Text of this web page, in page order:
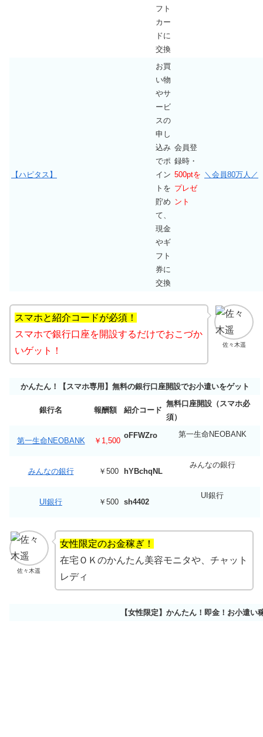
フト
カー
ドに
交換
【ハピタス】
お買
い物
やサ
ービ
スの
申し
込み
でポ
イン
トを
貯め
て、
現金
やギ
フト
券に
交換
会員登
録時・
500ptを
プレゼ
ント
＼会員80万人／
佐々木遥
スマホと紹介コードが必須！
スマホで銀行口座を開設するだけでおこづか
いゲット！
かんたん！【スマホ専用】無料の銀行口座開設でお小遣いをゲット
銀行名 報酬額 紹介コード
無料口座開設（スマホ必
須）
第一生命NEOBANK ￥1,500
oFFWZro 第一生命NEOBANK
みんなの銀行 ￥500 hYBchqNL
みんなの銀行
UI銀行 ￥500 sh4402
UI銀行
佐々木遥
女性限定のお金稼ぎ！
在宅ＯＫのかんたん美容モニタや、チャット
レディ
【女性限定】かんたん！即金！お小遣い